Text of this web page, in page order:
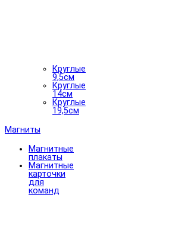
Круглые
9,5см
Круглые
14см
Круглые
19,5см
Магниты
Магнитные
плакаты
Магнитные
карточки
для
команд